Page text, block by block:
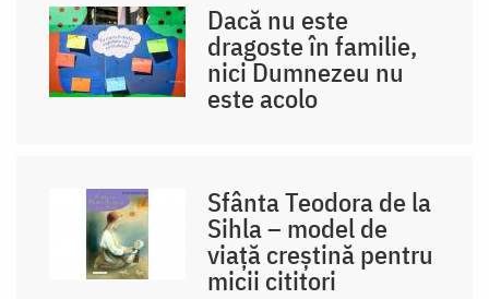
Dacă nu este
dragoste în familie,
nici Dumnezeu nu
este acolo
Sfânta Teodora de la
Sihla – model de
viaţă creştină pentru
micii cititori